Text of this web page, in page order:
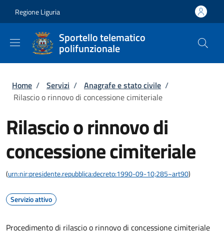
Regione Liguria
Sportello telematico
polifunzionale
Briciole di pane
Home / Servizi / Anagrafe e stato civile /
Rilascio o rinnovo di concessione cimiteriale
Rilascio o rinnovo di
concessione cimiteriale
(urn:nir:presidente.repubblica:decreto:1990-09-10;285~art90)
Servizio attivo
Procedimento di rilascio o rinnovo di concessione cimiteriale